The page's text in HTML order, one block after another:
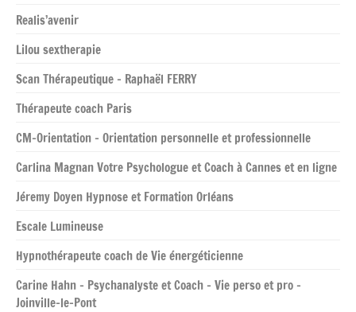
Realis’avenir
Lilou sextherapie
Scan Thérapeutique – Raphaël FERRY
Thérapeute coach Paris
CM-Orientation – Orientation personnelle et professionnelle
Carlina Magnan Votre Psychologue et Coach à Cannes et en ligne
Jéremy Doyen Hypnose et Formation Orléans
Escale Lumineuse
Hypnothérapeute coach de Vie énergéticienne
Carine Hahn – Psychanalyste et Coach – Vie perso et pro –
Joinville-le-Pont